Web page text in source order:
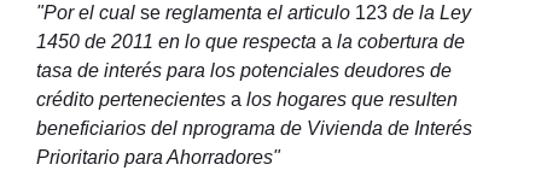
"Por el cual se reglamenta el articulo 123 de la Ley
1450 de 2011 en lo que respecta a la cobertura de
tasa de interés para los potenciales deudores de
crédito pertenecientes a los hogares que resulten
beneficiarios del nprograma de Vivienda de Interés
Prioritario para Ahorradores"